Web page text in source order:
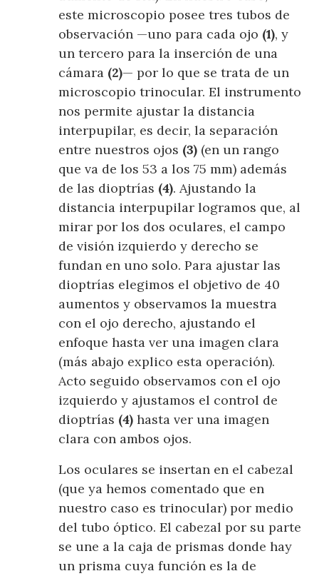
este microscopio posee tres tubos de
observación —uno para cada ojo (1), y
un tercero para la inserción de una
cámara (2)— por lo que se trata de un
microscopio trinocular. El instrumento
nos permite ajustar la distancia
interpupilar, es decir, la separación
entre nuestros ojos (3) (en un rango
que va de los 53 a los 75 mm) además
de las dioptrías (4). Ajustando la
distancia interpupilar logramos que, al
mirar por los dos oculares, el campo
de visión izquierdo y derecho se
fundan en uno solo. Para ajustar las
dioptrías elegimos el objetivo de 40
aumentos y observamos la muestra
con el ojo derecho, ajustando el
enfoque hasta ver una imagen clara
(más abajo explico esta operación).
Acto seguido observamos con el ojo
izquierdo y ajustamos el control de
dioptrías (4) hasta ver una imagen
clara con ambos ojos.
Los oculares se insertan en el cabezal
(que ya hemos comentado que en
nuestro caso es trinocular) por medio
del tubo óptico. El cabezal por su parte
se une a la caja de prismas donde hay
un prisma cuya función es la de